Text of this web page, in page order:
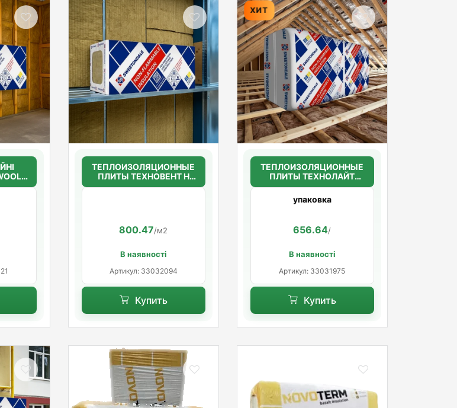
45
ТЕПЛОИЗОЛЯЦИОННЫЕ
ПЛИТЫ ТЕХНОВЕНТ Н
50мм.(36г/м3)
800.47/м2
В наявності
Артикул: 33032094
Купить
ХИТ
ТЕПЛОИЗОЛЯЦИОННЫЕ
ПЛИТЫ ТЕХНОЛАЙТ
ЭКСТРА 50мм. (30кг/м3)
упаковка
656.64/
В наявності
Артикул: 33031975
Купить